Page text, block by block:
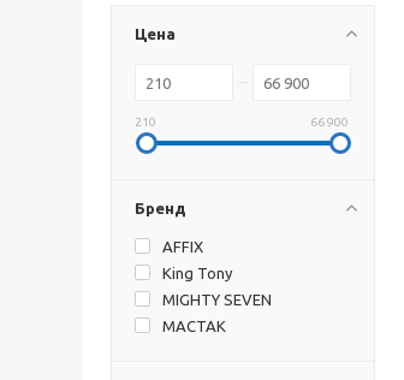
Цена
210 66 900
Бренд
AFFIX
King Tony
MIGHTY SEVEN
МАСТАК